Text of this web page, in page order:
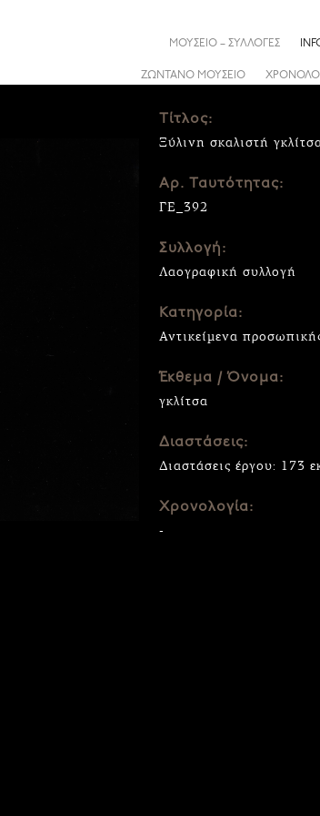
ΖΩΝΤΑΝΟ ΜΟΥΣΕΙΟ
ΜΟΥΣΕΙΟ – ΣΥΛΛΟΓΕΣ
Τίτλος:
Ξύλινη σκαλιστή
Αρ. Ταυτότητας:
ΓΕ_392
Συλλογή:
Λαογραφική συλλογή
Κατηγορία:
Αντικείμενα
Έκθεμα / Όνομα:
γκλίτσα
Διαστάσεις:
Διαστάσεις έργου: 173
Χρονολογία:
-